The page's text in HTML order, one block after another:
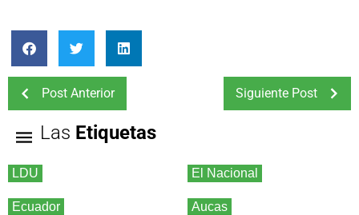
Post Anterior Siguiente Post
Las Etiquetas
LDU El Nacional
Ecuador Aucas